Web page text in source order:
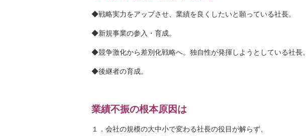
◆戦略実力をアップさせ、業績を良くしたいと願っている社長。
◆新規事業の参入・育成。
◆競争激化から差別化戦略へ。独自性が発揮しようとしている社長。
◆後継者の育成。
業績不振の根本原因は
１．会社の規模の大中小で変わる社長の役目が解らず、